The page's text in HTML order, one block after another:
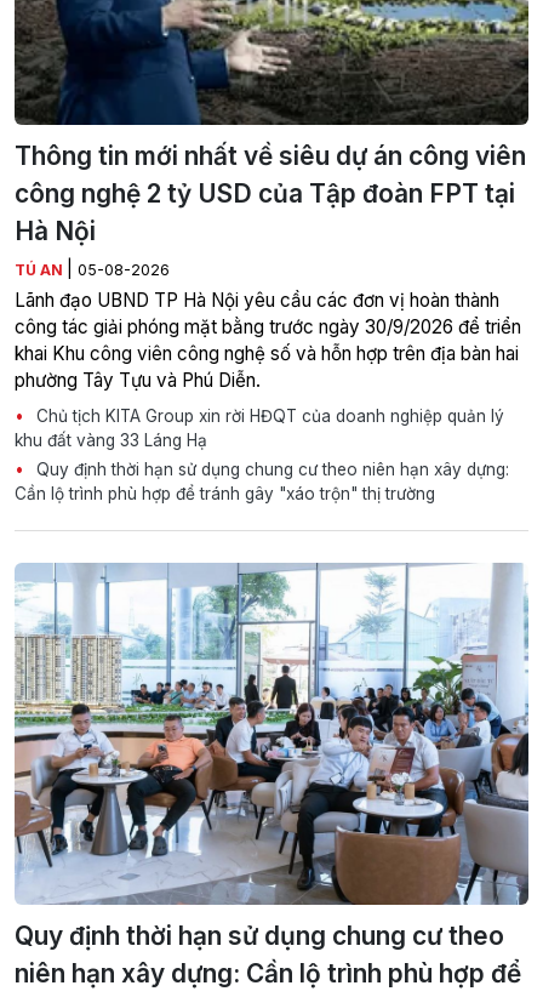
Thông tin mới nhất về siêu dự án công viên
công nghệ 2 tỷ USD của Tập đoàn FPT tại
Hà Nội
TÚ AN 05-08-2026
Lãnh đạo UBND TP Hà Nội yêu cầu các đơn vị hoàn thành
công tác giải phóng mặt bằng trước ngày 30/9/2026 để triển
khai Khu công viên công nghệ số và hỗn hợp trên địa bàn hai
phường Tây Tựu và Phú Diễn.
Chủ tịch KITA Group xin rời HĐQT của doanh nghiệp quản lý
khu đất vàng 33 Láng Hạ
Quy định thời hạn sử dụng chung cư theo niên hạn xây dựng:
Cần lộ trình phù hợp để tránh gây "xáo trộn" thị trường
Quy định thời hạn sử dụng chung cư theo
niên hạn xây dựng: Cần lộ trình phù hợp để